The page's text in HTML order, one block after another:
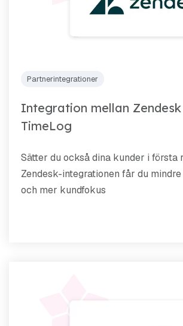
Partnerintegrationer
Integration mellan
TimeLog
Sätter du också dina kunder i första
Zendesk-integrationen får du
och mer kundfokus